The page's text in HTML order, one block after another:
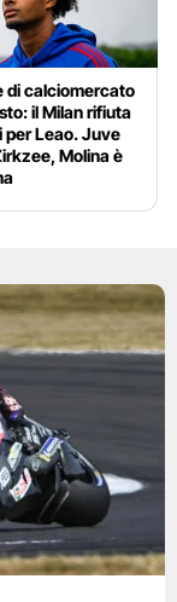
di calciomercato
il Milan rifiuta
per Leao. Juve
Molina è